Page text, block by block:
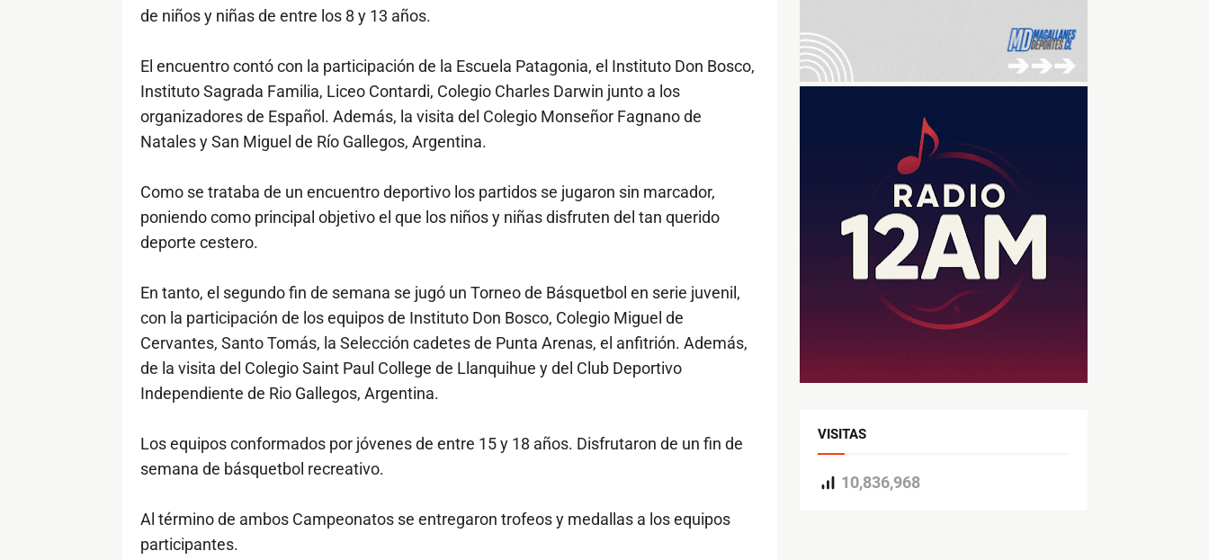
de niños y niñas de entre los 8 y 13 años.
El encuentro contó con la participación de la Escuela Patagonia, el Instituto Don Bosco,
Instituto Sagrada Familia, Liceo Contardi, Colegio Charles Darwin junto a los
organizadores de Español. Además, la visita del Colegio Monseñor Fagnano de
Natales y San Miguel de Río Gallegos, Argentina.
Como se trataba de un encuentro deportivo los partidos se jugaron sin marcador,
poniendo como principal objetivo el que los niños y niñas disfruten del tan querido
deporte cestero.
En tanto, el segundo fin de semana se jugó un Torneo de Básquetbol en serie juvenil,
con la participación de los equipos de Instituto Don Bosco, Colegio Miguel de
Cervantes, Santo Tomás, la Selección cadetes de Punta Arenas, el anfitrión. Además,
de la visita del Colegio Saint Paul College de Llanquihue y del Club Deportivo
Independiente de Rio Gallegos, Argentina.
Los equipos conformados por jóvenes de entre 15 y 18 años. Disfrutaron de un fin de
semana de básquetbol recreativo.
Al término de ambos Campeonatos se entregaron trofeos y medallas a los equipos
participantes.
VISITAS
10,836,968